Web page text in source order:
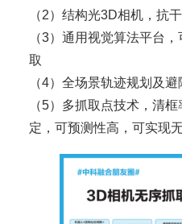
（2）结构光3D相机，抗
（3）通用视觉算法平台
取
（4）全场景轨迹规划及
（5）多抓取点技术，清
定，可预测性高，可实现